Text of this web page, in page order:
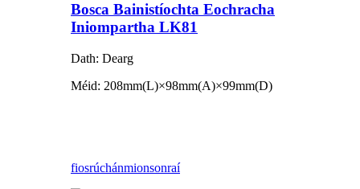
Bosca Bainistíochta Eochracha
Iniompartha LK81
Dath: Dearg
Méid: 208mm(L)×98mm(A)×99mm(D)
fiosrúchánmionsonraí